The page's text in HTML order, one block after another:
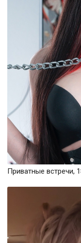
Приватные встречи,